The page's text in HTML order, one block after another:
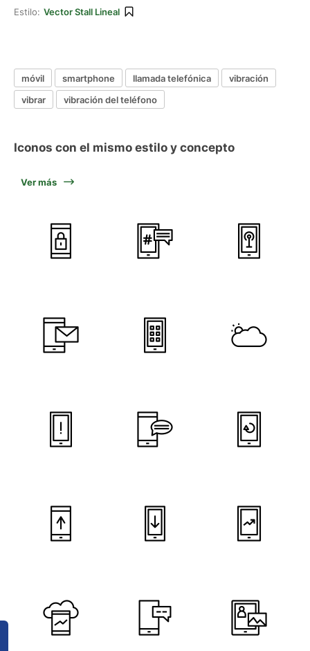
Estilo: Vector Stall Lineal
móvil smartphone llamada telefónica
vibración
vibrar
vibración del teléfono
Iconos con el mismo estilo y concepto
Ver más